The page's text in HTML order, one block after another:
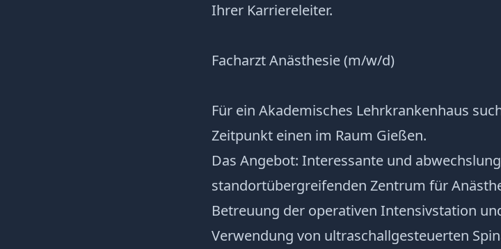
Ihrer Karriereleiter.
Facharzt Anästhesie (m/w/d)
Für ein Akademisches Lehrkrankenhaus
Zeitpunkt einen im Raum Gießen.
Das Angebot: Interessante und
standortübergreifenden Zentrum für
Betreuung der operativen Intensivstation
Verwendung von ultraschallgesteuerten